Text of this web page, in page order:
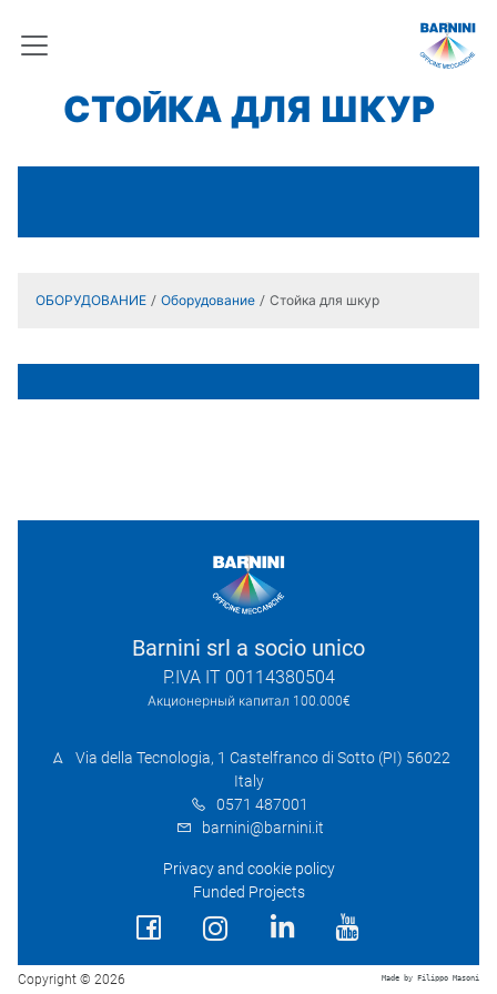
СТОЙКА ДЛЯ ШКУР
ОБОРУДОВАНИЕ Оборудование Стойка для шкур
Barnini srl a socio unico
P.IVA IT 00114380504
Акционерный капитал 100.000€
Via della Tecnologia, 1 Castelfranco di Sotto (PI) 56022
Italy
0571 487001
barnini@barnini.it
Privacy and cookie policy
Funded Projects
Copyright © 2026 Made by Filippo Masoni